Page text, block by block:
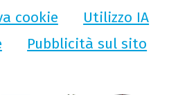
cookie
Utilizzo IA
Pubblicità sul sito